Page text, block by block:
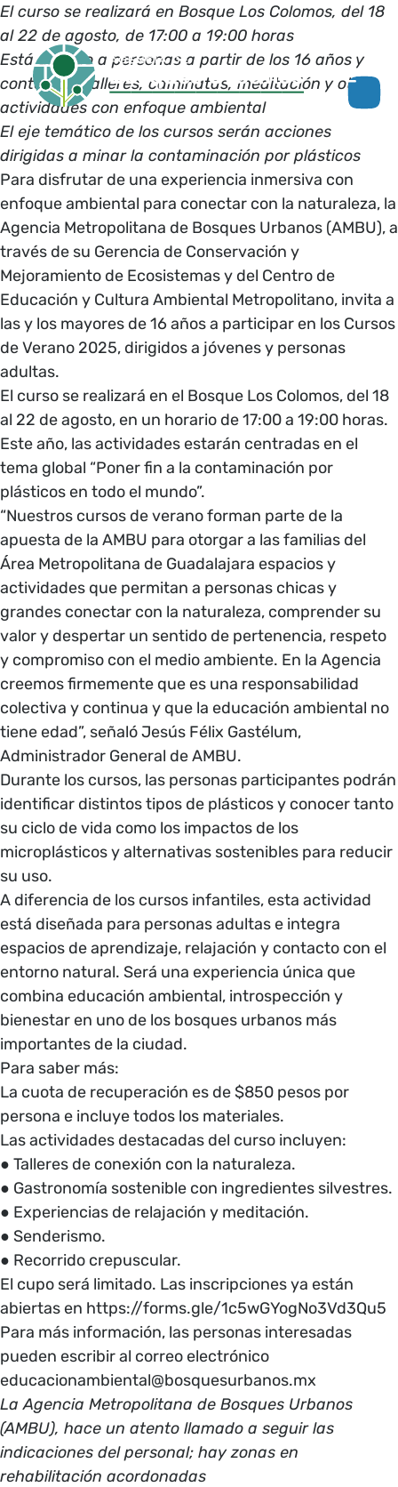
El curso se realizará en Bosque Los Colomos, del 18
al 22 de agosto, de 17:00 a 19:00 horas
Está dirigido a personas a partir de los 16 años y
contempla talleres, caminatas, meditación y otras
actividades con enfoque ambiental
El eje temático de los cursos serán acciones
dirigidas a minar la contaminación por plásticos
Para disfrutar de una experiencia inmersiva con
enfoque ambiental para conectar con la naturaleza, la
Agencia Metropolitana de Bosques Urbanos (AMBU), a
través de su Gerencia de Conservación y
Mejoramiento de Ecosistemas y del Centro de
Educación y Cultura Ambiental Metropolitano, invita a
las y los mayores de 16 años a participar en los Cursos
de Verano 2025, dirigidos a jóvenes y personas
adultas.
El curso se realizará en el Bosque Los Colomos, del 18
al 22 de agosto, en un horario de 17:00 a 19:00 horas.
Este año, las actividades estarán centradas en el
tema global “Poner fin a la contaminación por
plásticos en todo el mundo”.
“Nuestros cursos de verano forman parte de la
apuesta de la AMBU para otorgar a las familias del
Área Metropolitana de Guadalajara espacios y
actividades que permitan a personas chicas y
grandes conectar con la naturaleza, comprender su
valor y despertar un sentido de pertenencia, respeto
y compromiso con el medio ambiente. En la Agencia
creemos firmemente que es una responsabilidad
colectiva y continua y que la educación ambiental no
tiene edad”, señaló Jesús Félix Gastélum,
Administrador General de AMBU.
Durante los cursos, las personas participantes podrán
identificar distintos tipos de plásticos y conocer tanto
su ciclo de vida como los impactos de los
microplásticos y alternativas sostenibles para reducir
su uso.
A diferencia de los cursos infantiles, esta actividad
está diseñada para personas adultas e integra
espacios de aprendizaje, relajación y contacto con el
entorno natural. Será una experiencia única que
combina educación ambiental, introspección y
bienestar en uno de los bosques urbanos más
importantes de la ciudad.
Para saber más:
La cuota de recuperación es de $850 pesos por
persona e incluye todos los materiales.
Las actividades destacadas del curso incluyen:
● Talleres de conexión con la naturaleza.
● Gastronomía sostenible con ingredientes silvestres.
● Experiencias de relajación y meditación.
● Senderismo.
● Recorrido crepuscular.
El cupo será limitado. Las inscripciones ya están
abiertas en https://forms.gle/1c5wGYogNo3Vd3Qu5
Para más información, las personas interesadas
pueden escribir al correo electrónico
educacionambiental@bosquesurbanos.mx
La Agencia Metropolitana de Bosques Urbanos
(AMBU), hace un atento llamado a seguir las
indicaciones del personal; hay zonas en
rehabilitación acordonadas